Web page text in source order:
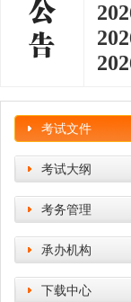
考试文件
考试大纲
考务管理
承办机构
下载中心